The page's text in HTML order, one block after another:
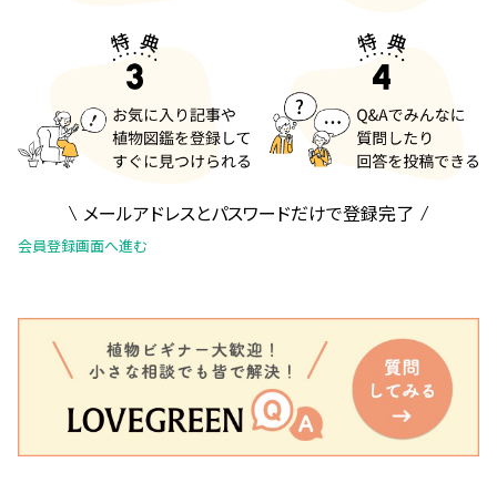
メールアドレスとパスワードだけで登録完了
会員登録画面へ進む